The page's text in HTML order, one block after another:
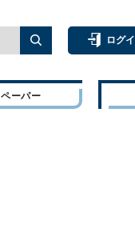
ログ
ーパー